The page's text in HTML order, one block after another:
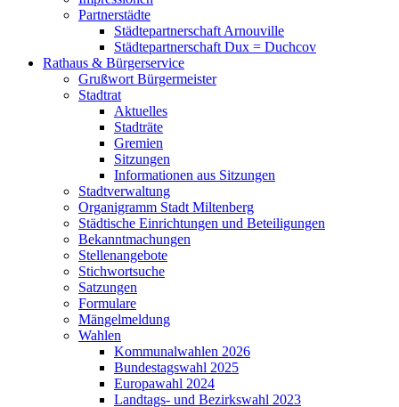
Partnerstädte
Städtepartnerschaft Arnouville
Städtepartnerschaft Dux = Duchcov
Rathaus & Bürgerservice
Grußwort Bürgermeister
Stadtrat
Aktuelles
Stadträte
Gremien
Sitzungen
Informationen aus Sitzungen
Stadtverwaltung
Organigramm Stadt Miltenberg
Städtische Einrichtungen und Beteiligungen
Bekanntmachungen
Stellenangebote
Stichwortsuche
Satzungen
Formulare
Mängelmeldung
Wahlen
Kommunalwahlen 2026
Bundestagswahl 2025
Europawahl 2024
Landtags- und Bezirkswahl 2023